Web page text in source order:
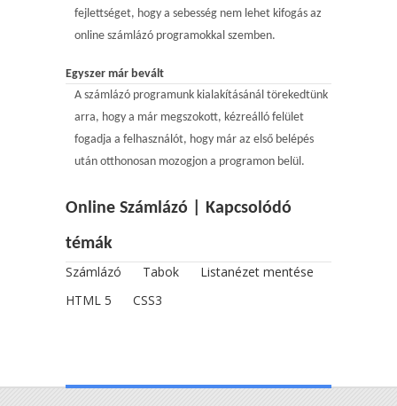
fejlettséget, hogy a sebesség nem lehet kifogás az
online számlázó programokkal szemben.
Egyszer már bevált
A számlázó programunk kialakításánál törekedtünk
arra, hogy a már megszokott, kézreálló felület
fogadja a felhasználót, hogy már az első belépés
után otthonosan mozogjon a programon belül.
Online Számlázó | Kapcsolódó
témák
Számlázó Tabok
Listanézet mentése
HTML 5
CSS3